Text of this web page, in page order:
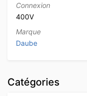
Connexion
400V
Marque
Daube
Catégories